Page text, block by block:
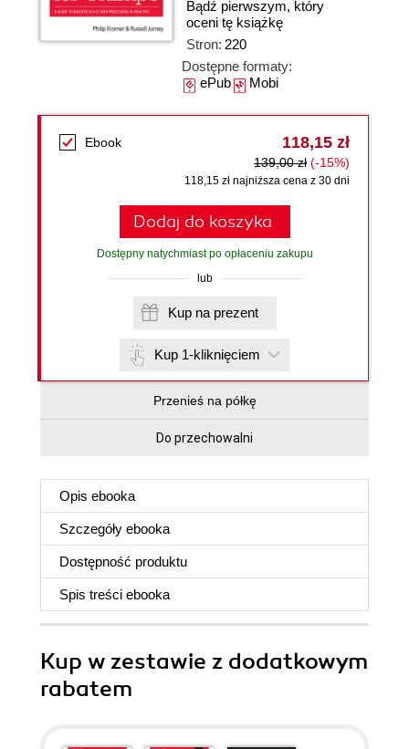
Bądź pierwszym, który
oceni tę książkę
Stron: 220
Dostępne formaty:
ePubMobi
Ebook 118,15 zł
139,00 zł (-15%)
118,15 zł najniższa cena z 30 dni
Dodaj do koszyka
Dostępny natychmiast po opłaceniu zakupu
lub
Kup na prezent
Kup 1-kliknięciem
Przenieś na półkę
Do przechowalni
Opis ebooka
Szczegóły ebooka
Dostępność produktu
Spis treści ebooka
Kup w zestawie z dodatkowym
rabatem